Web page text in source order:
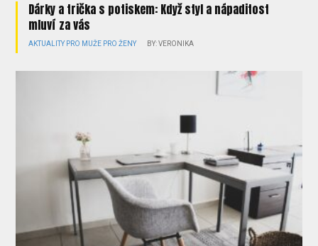
Dárky a trička s potiskem: Když styl a nápaditost
mluví za vás
AKTUALITY PRO MUŽE PRO ŽENY BY: VERONIKA